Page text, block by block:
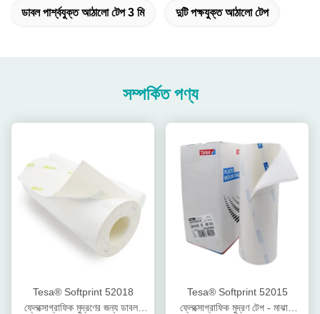
ডাবল পার্শ্বযুক্ত আঠালো টেপ 3 মি দুটি পক্ষযুক্ত আঠালো টেপ
সম্পর্কিত পণ্য
Tesa® Softprint 52018
ফ্লেক্সোগ্রাফিক মুদ্রণের জন্য ডাবল-
Tesa® Softprint 52015
ফ্লেক্সোগ্রাফিক মুদ্রণ টেপ - মাঝারি